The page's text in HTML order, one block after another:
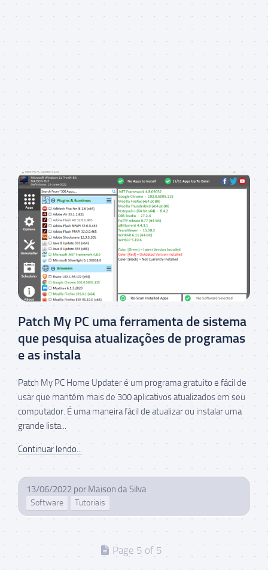
Patch My PC uma ferramenta de sistema
que pesquisa atualizações de programas
e as instala
Patch My PC Home Updater é um programa gratuito e fácil de
usar que mantém mais de 300 aplicativos atualizados em seu
computador. É uma maneira fácil de atualizar ou instalar uma
grande lista...
Continuar lendo...
13/06/2022 por Maison da Silva
Software Tutoriais
Page 5 of 5